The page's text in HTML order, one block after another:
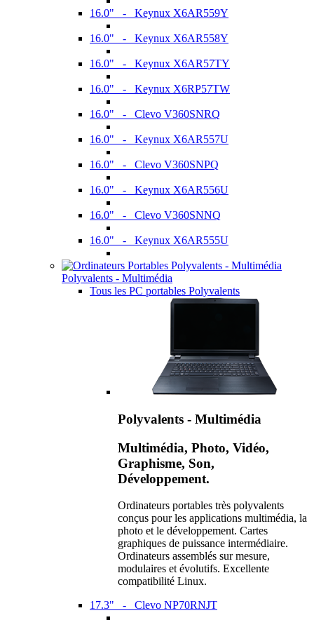
16.0" - Keynux X6AR559Y
16.0" - Keynux X6AR558Y
16.0" - Keynux X6AR57TY
16.0" - Keynux X6RP57TW
16.0" - Clevo V360SNRQ
16.0" - Keynux X6AR557U
16.0" - Clevo V360SNPQ
16.0" - Keynux X6AR556U
16.0" - Clevo V360SNNQ
16.0" - Keynux X6AR555U
Polyvalents - Multimédia
Tous les PC portables Polyvalents
Polyvalents - Multimédia
Multimédia, Photo, Vidéo,
Graphisme, Son,
Développement.
Ordinateurs portables très polyvalents
conçus pour les applications multimédia, la
photo et le développement. Cartes
graphiques de puissance intermédiaire.
Ordinateurs assemblés sur mesure,
modulaires et évolutifs. Excellente
compatibilité Linux.
17.3" - Clevo NP70RNJT